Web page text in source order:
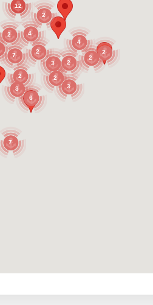
6
2
3
7
4
3
7 2
2
12
8
2
2
4
2
2
2